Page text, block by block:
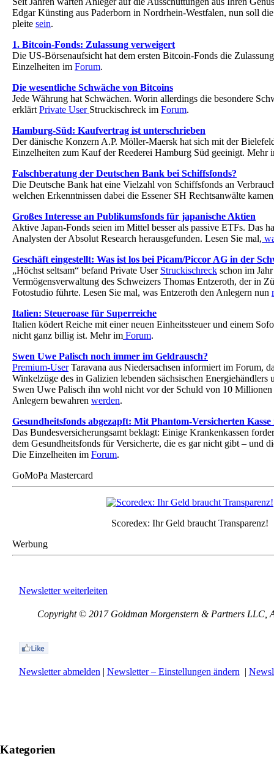
Edgar Künsting aus Paderborn in Nordrhein-Westfalen, nun soll
pleite sein.
1. Bitcoin-Fonds: Zulassung verweigert
Die US-Börsenaufsicht hat dem ersten Bitcoin-Fonds die
Einzelheiten im Forum.
Die wesentliche Schwäche von Bitcoins
Jede Währung hat Schwächen. Worin allerdings die besondere
erklärt Private User Struckischreck im Forum.
Hamburg-Süd: Kaufvertrag ist unterschrieben
Der dänische Konzern A.P. Möller-Maersk hat sich mit der
Einzelheiten zum Kauf der Reederei Hamburg Süd geeinigt. Mehr
Falschberatung der Deutschen Bank bei Schiffsfonds?
Die Deutsche Bank hat eine Vielzahl von Schiffsfonds an
welchen Erkenntnissen dabei die Essener SH Rechtsanwälte
Großes Interesse an Publikumsfonds für japanische Aktien
Aktive Japan-Fonds seien im Mittel besser als passive ETFs. Das
Analysten der Absolut Research herausgefunden. Lesen Sie mal,
Geschäft eingestellt: Was ist los bei Picam/Piccor AG in der
„Höchst seltsam“ befand Private User Struckischreck schon im
Vermögensverwaltung des Schweizers Thomas Entzeroth, der in
Fotostudio führte. Lesen Sie mal, was Entzeroth den Anlegern nun
Italien: Steueroase für Superreiche
Italien ködert Reiche mit einer neuen Einheitssteuer und einem
nicht ganz billig ist. Mehr im Forum.
Swen Uwe Palisch noch immer im Geldrausch?
Premium-UserTaravana aus Niedersachsen informiert im Forum,
Winkelzüge des in Galizien lebenden sächsischen Energiehändlers
Swen Uwe Palisch ihn wohl nicht vor der Schuld von 10 Millionen
Anlegern bewahren werden.
Gesundheitsfonds abgezapft: Mit Phantom-Versicherten Kasse
Das Bundesversicherungsamt beklagt: Einige Krankenkassen
dem Gesundheitsfonds für Versicherte, die es gar nicht gibt – und
Die Einzelheiten im Forum.
GoMoPa Mastercard
Scoredex: Ihr Geld braucht Transparenz!
Werbung
Newsletter weiterleiten
Copyright © 2017 Goldman Morgenstern & Partners LLC,
Newsletter abmelden | Newsletter – Einstellungen ändern |
Kategorien